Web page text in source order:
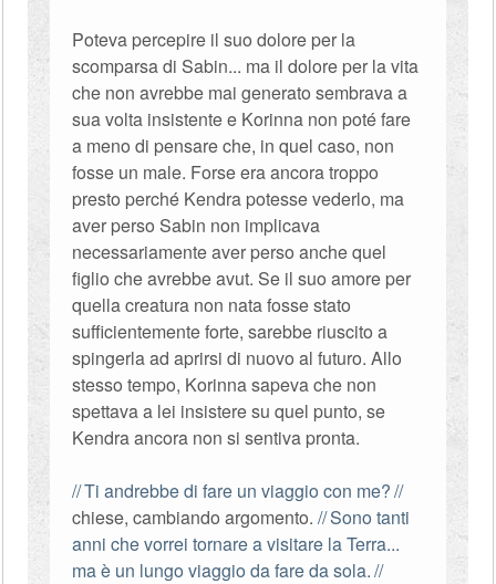
Poteva percepire il suo dolore per la
scomparsa di Sabin... ma il dolore per la vita
che non avrebbe mai generato sembrava a
sua volta insistente e Korinna non poté fare
a meno di pensare che, in quel caso, non
fosse un male. Forse era ancora troppo
presto perché Kendra potesse vederlo, ma
aver perso Sabin non implicava
necessariamente aver perso anche quel
figlio che avrebbe avut. Se il suo amore per
quella creatura non nata fosse stato
sufficientemente forte, sarebbe riuscito a
spingerla ad aprirsi di nuovo al futuro. Allo
stesso tempo, Korinna sapeva che non
spettava a lei insistere su quel punto, se
Kendra ancora non si sentiva pronta.
Ti andrebbe di fare un viaggio con me?
chiese, cambiando argomento. Sono tanti
anni che vorrei tornare a visitare la Terra...
ma è un lungo viaggio da fare da sola.